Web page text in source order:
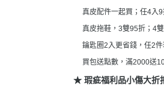
真皮配件一起買；任4入
真皮拖鞋，3雙95折；4
鑰匙圈2入更省錢，任2
買包送點數，滿2000送
★ 瑕疵福利品小傷大